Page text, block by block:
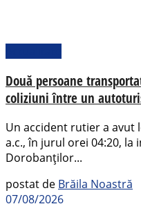
Două persoane
coliziuni între un
Un accident rutier a avut
a.c., în jurul orei 04:20,
Dorobanților...
postat de Brăila Noastră
07/08/2026